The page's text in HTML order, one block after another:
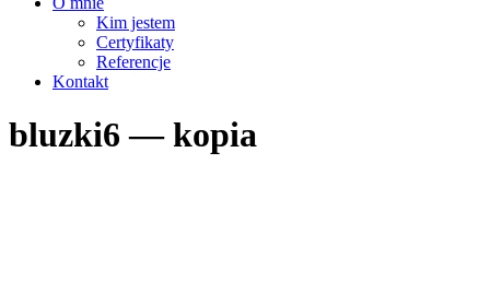
Kim jestem
Certyfikaty
Referencje
Kontakt
bluzki6 — kopia